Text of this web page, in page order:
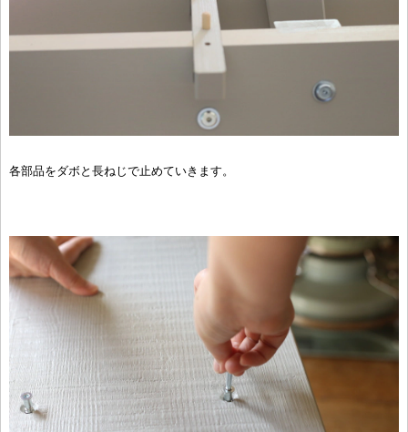
各部品をダボと長ねじで止めていきます。